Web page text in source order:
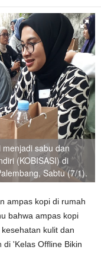
sabu dan
(KOBISASI) di
Sabtu (7/1).
ampas kopi di rumah
bahwa ampas kopi
kulit dan
'Kelas Offline Bikin